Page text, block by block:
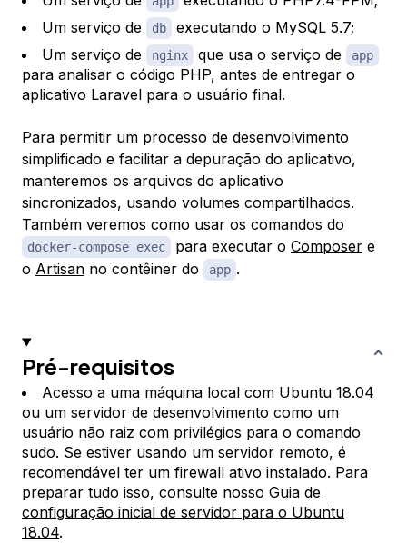
Um serviço de
db
executando o MySQL 5.7;
Um serviço de
nginx que usa o serviço de app
para analisar o código PHP, antes de entregar o
aplicativo Laravel para o usuário final.
Para permitir um processo de desenvolvimento
simplificado e facilitar a depuração do aplicativo,
manteremos os arquivos do aplicativo
sincronizados, usando volumes compartilhados.
Também veremos como usar os comandos do
docker-compose exec para executar o Composer e
o Artisan no contêiner do app .
Pré-requisitos
Acesso a uma máquina local com Ubuntu 18.04
ou um servidor de desenvolvimento como um
usuário não raiz com privilégios para o comando
sudo. Se estiver usando um servidor remoto, é
recomendável ter um firewall ativo instalado. Para
preparar tudo isso, consulte nosso Guia de
configuração inicial de servidor para o Ubuntu
18.04.